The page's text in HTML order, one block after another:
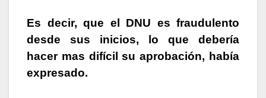
Es decir, que el DNU es fraudulento
desde sus inicios, lo que debería
hacer mas difícil su aprobación, había
expresado.